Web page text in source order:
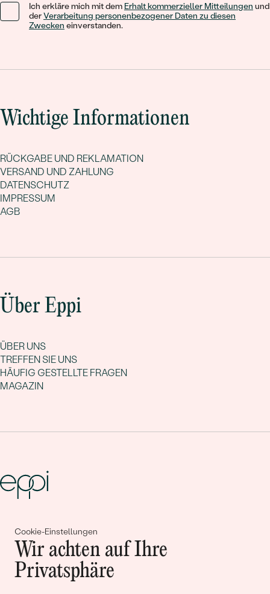
Cookie-Einstellungen
Wir achten auf Ihre
Privatsphäre
Ich erkläre mich mit dem Erhalt kommerzieller Mitteilungen und
derVerarbeitung personenbezogener Daten zu diesen
Zwecken einverstanden.
Wichtige Informationen
RÜCKGABE UND REKLAMATION
VERSAND UND ZAHLUNG
DATENSCHUTZ
IMPRESSUM
AGB
Über Eppi
ÜBER UNS
TREFFEN SIE UNS
HÄUFIG GESTELLTE FRAGEN
MAGAZIN
Gemeinsam erschaffen wir
Geschichten von Schönheit und
Liebe